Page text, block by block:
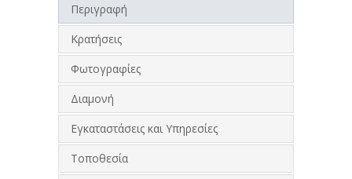
Περιγραφή
Κρατήσεις
Φωτογραφίες
Διαμονή
Εγκαταστάσεις και Υπηρεσίες
Τοποθεσία